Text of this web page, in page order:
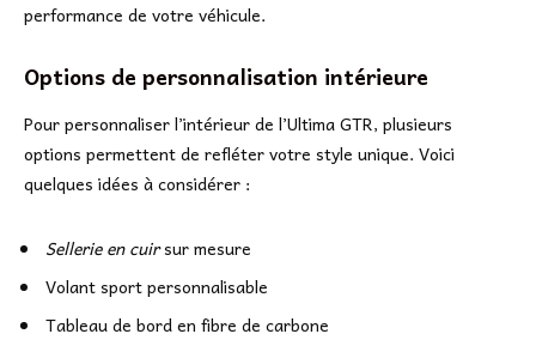
performance de votre véhicule.
Options de personnalisation intérieure
Pour personnaliser l’intérieur de l’Ultima GTR, plusieurs
options permettent de refléter votre style unique. Voici
quelques idées à considérer :
Sellerie en cuirsur mesure
Volant sport personnalisable
Tableau de bord en fibre de carbone